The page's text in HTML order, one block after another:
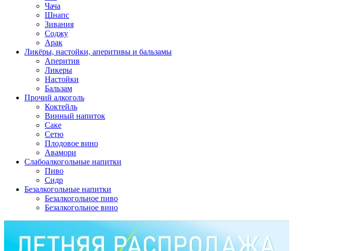
Чача
Шнапс
Зивания
Соджу
Арак
Ликёры, настойки, аперитивы и бальзамы
Аперитив
Ликеры
Настойки
Бальзам
Прочий алкоголь
Коктейль
Винный напиток
Саке
Сетю
Плодовое вино
Авамори
Слабоалкогольные напитки
Пиво
Сидр
Безалкогольные напитки
Безалкогольное пиво
Безалкогольное вино